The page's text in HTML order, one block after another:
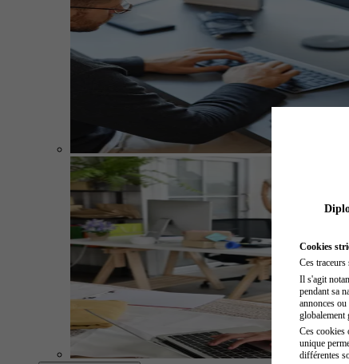
Cookies
Ces traceurs
Il s'agit
pendant sa
annonces
globalement
Ces cookies
unique
différentes